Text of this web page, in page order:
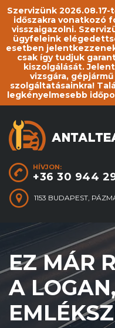
Szervizünk
időszakra vonatkozó
visszaigazolni.
ügyfeleink
esetben
csak így tudjuk
kiszolgálását.
vizsgára,
szolgáltatásainkra!
legkényelmesebb
HÍVJON:
+36 30 944
1153 BUDAPEST,
EZ MÁR
A